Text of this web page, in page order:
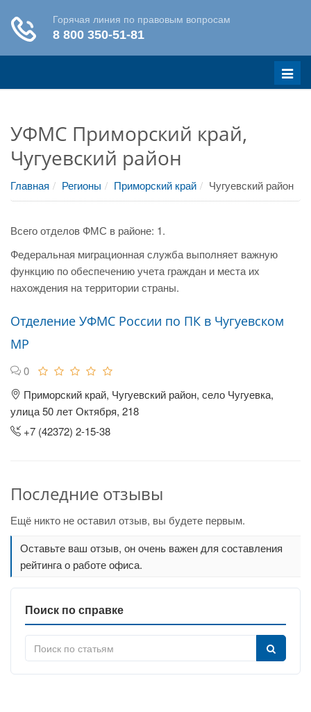
Меню
УФМС Приморский край,
Чугуевский район
Главная Регионы Приморский край Чугуевский район
Всего отделов ФМС в районе: 1.
Федеральная миграционная служба выполняет важную
функцию по обеспечению учета граждан и места их
нахождения на территории страны.
Отделение УФМС России по ПК в Чугуевском
МР
0
Приморский край, Чугуевский район, село Чугуевка,
улица 50 лет Октября, 218
+7 (42372) 2-15-38
Последние отзывы
Ещё никто не оставил отзыв, вы будете первым.
Оставьте ваш отзыв, он очень важен для составления
рейтинга о работе офиса.
Поиск по справке